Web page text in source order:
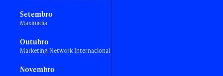
Setembro
Maximídia
Outubro
Marketing Network Internacional
Novembro